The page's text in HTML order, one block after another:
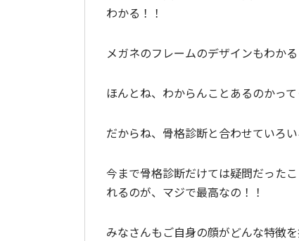
わかる！！
メガネのフレームのデザインもわかる
ほんとね、わからんことあるのかっ
だからね、骨格診断と合わせていろ
今まで骨格診断だけては疑問だった
れるのが、マジで最高なの！！
みなさんもご自身の顔がどんな特徴